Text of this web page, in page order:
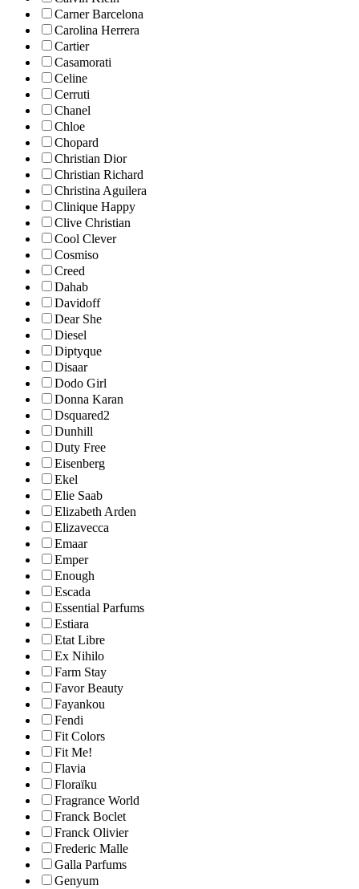
Carner Barcelona
Carolina Herrera
Cartier
Casamorati
Celine
Cerruti
Chanel
Chloe
Chopard
Christian Dior
Christian Richard
Christina Aguilera
Clinique Happy
Clive Christian
Cool Clever
Cosmiso
Creed
Dahab
Davidoff
Dear She
Diesel
Diptyque
Disaar
Dodo Girl
Donna Karan
Dsquared2
Dunhill
Duty Free
Eisenberg
Ekel
Elie Saab
Elizabeth Arden
Elizavecca
Emaar
Emper
Enough
Escada
Essential Parfums
Estiara
Etat Libre
Ex Nihilo
Farm Stay
Favor Beauty
Fayankou
Fendi
Fit Colors
Fit Me!
Flavia
Floraïku
Fragrance World
Franck Boclet
Franck Olivier
Frederic Malle
Galla Parfums
Genyum